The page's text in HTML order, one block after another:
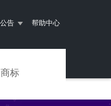
告 帮助中心
商标